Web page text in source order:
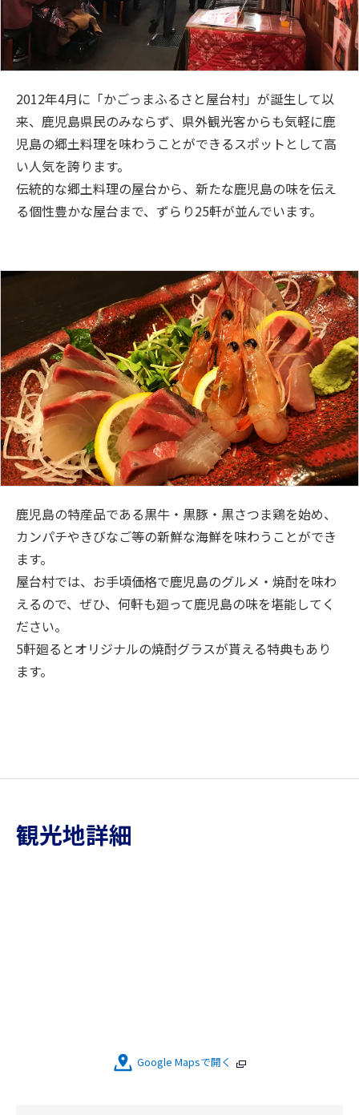
2012年4月に「かごっまふるさと屋台村」が誕生して以
来、鹿児島県民のみならず、県外観光客からも気軽に鹿
児島の郷土料理を味わうことができるスポットとして高
い人気を誇ります。
伝統的な郷土料理の屋台から、新たな鹿児島の味を伝え
る個性豊かな屋台まで、ずらり25軒が並んでいます。
鹿児島の特産品である黒牛・黒豚・黒さつま鶏を始め、
カンパチやきびなご等の新鮮な海鮮を味わうことができ
ます。
屋台村では、お手頃価格で鹿児島のグルメ・焼酎を味わ
えるので、ぜひ、何軒も廻って鹿児島の味を堪能してく
ださい。
5軒廻るとオリジナルの焼酎グラスが貰える特典もあり
ます。
観光地詳細
Google Mapsで開く